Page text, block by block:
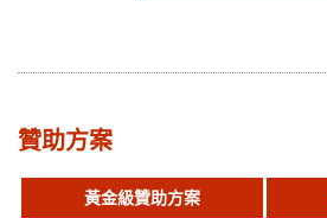
贊助方案
黃金級贊助方案